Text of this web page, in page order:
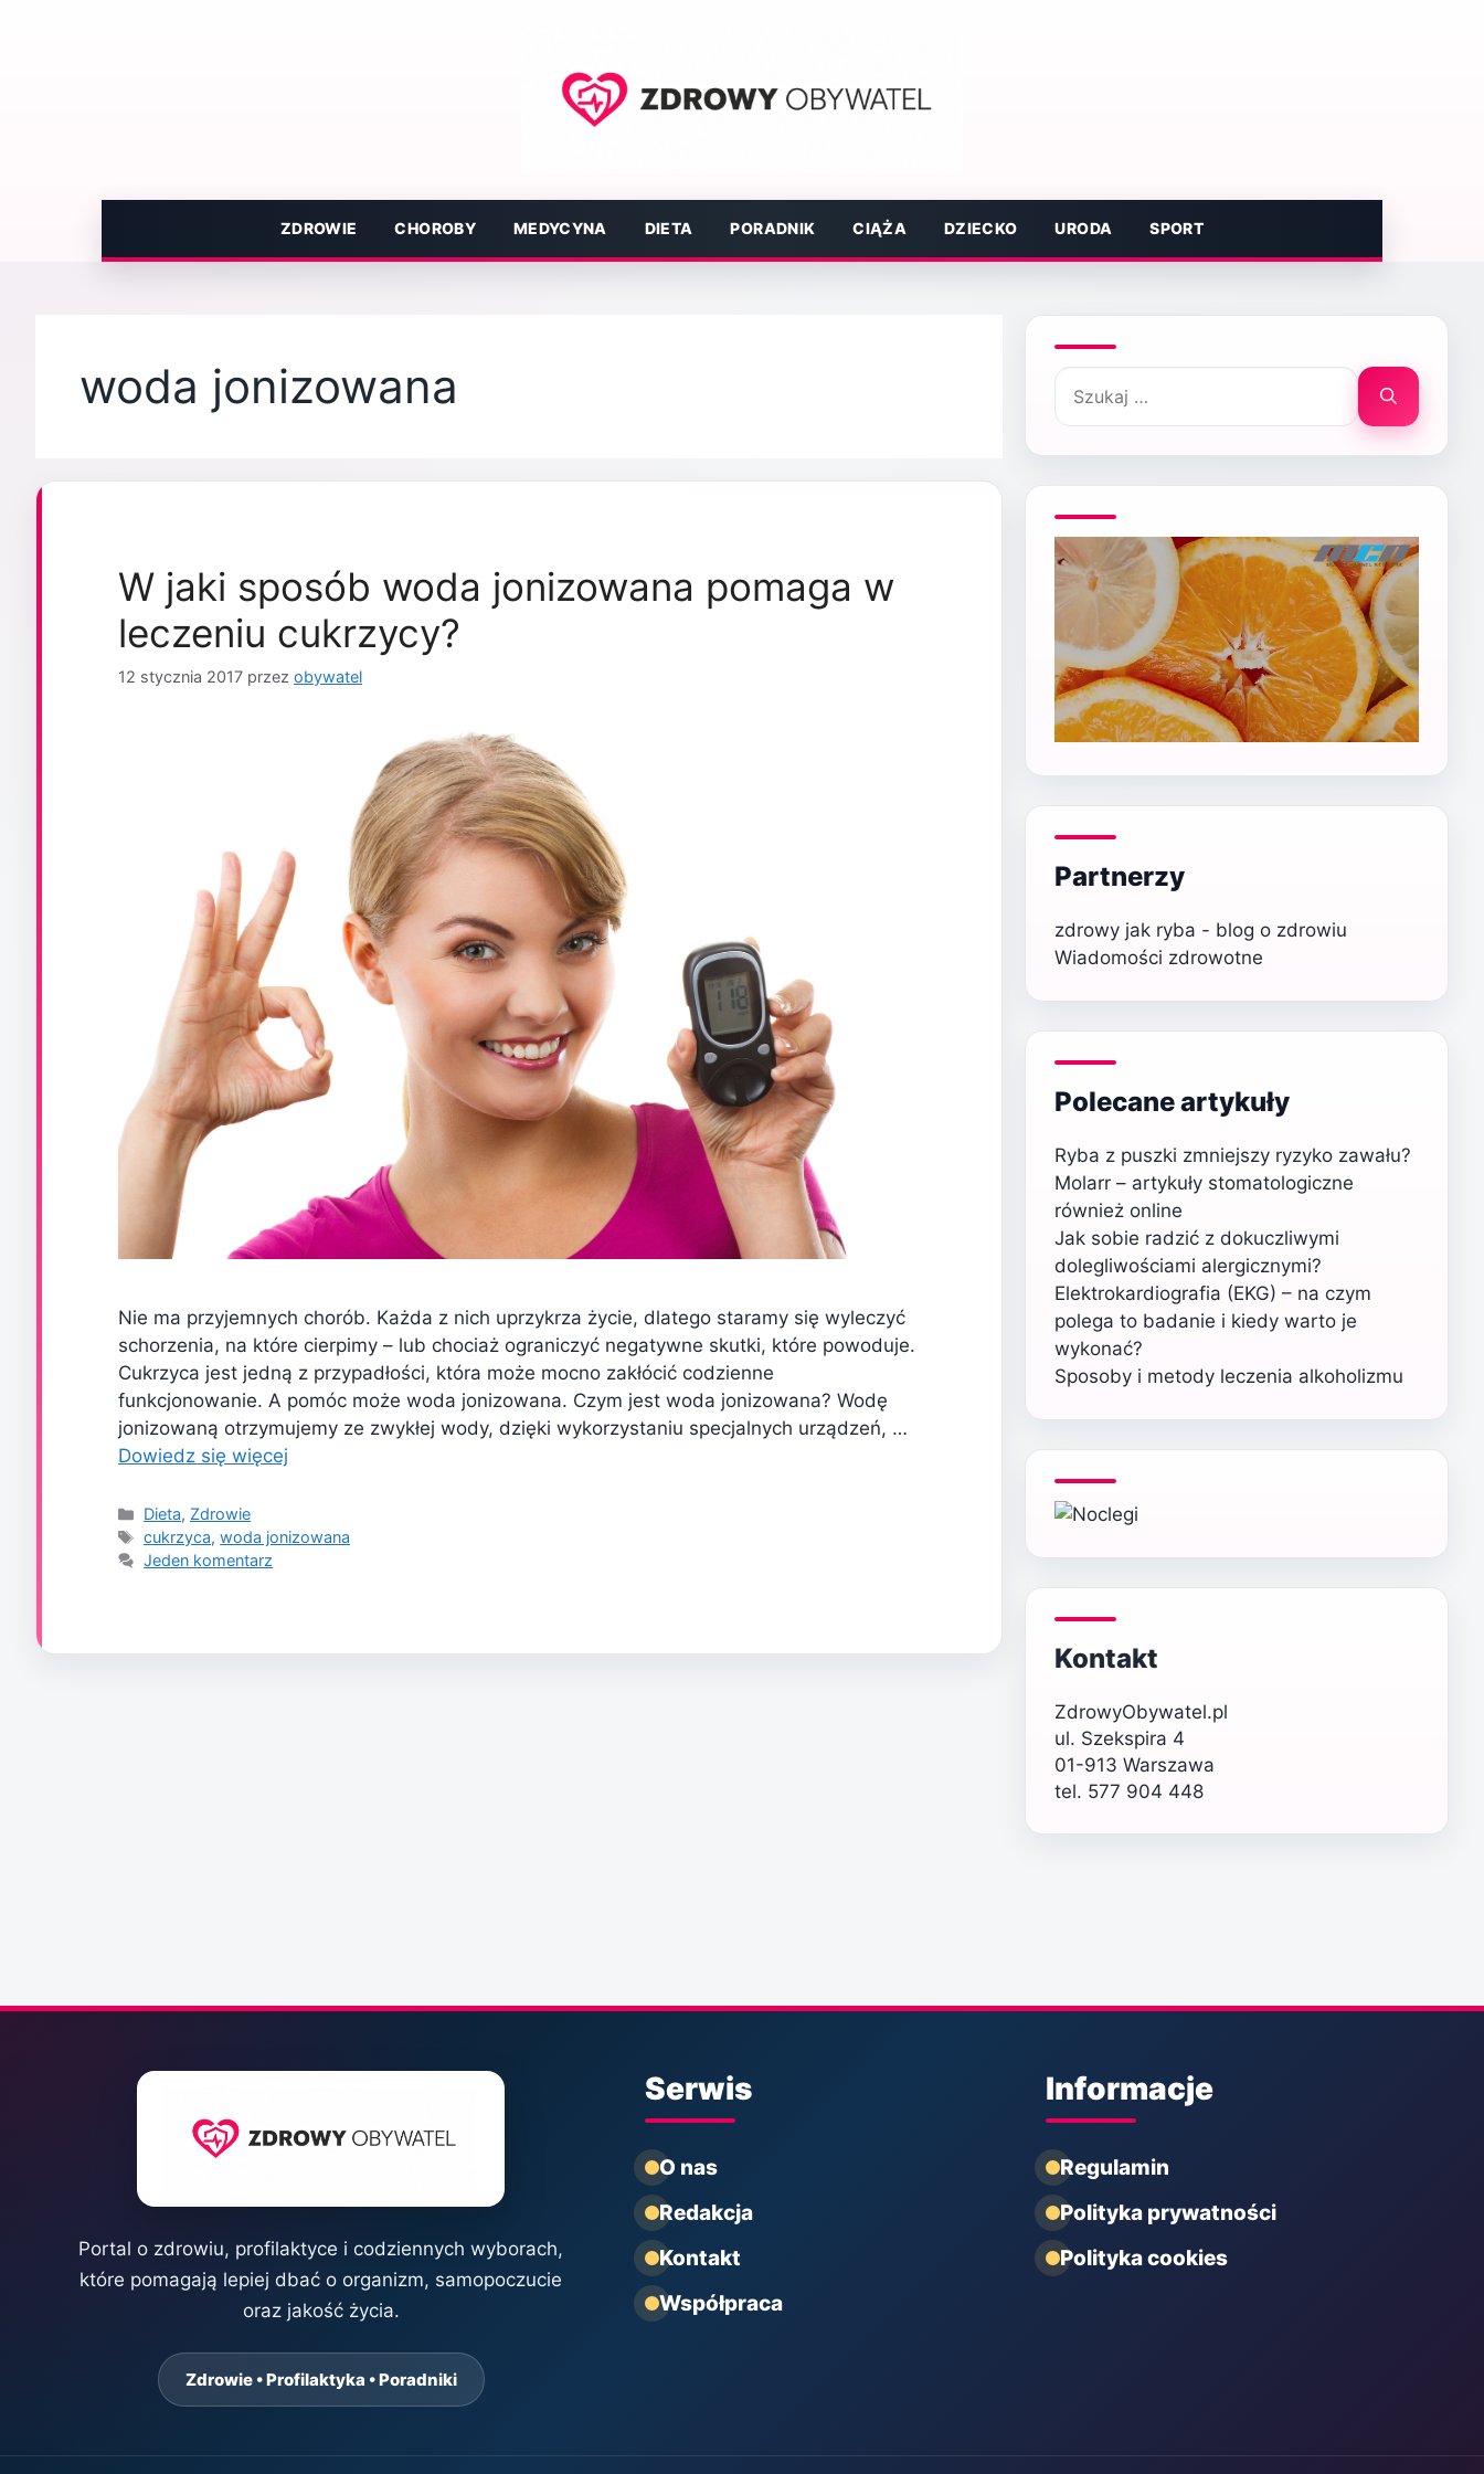
ZDROWIE CHOROBY MEDYCYNA DIETA PORADNIK CIĄŻA DZIECKO URODA SPORT
woda jonizowana
W jaki sposób woda jonizowana pomaga w
leczeniu cukrzycy?
12 stycznia 2017 przez obywatel
Nie ma przyjemnych chorób. Każda z nich uprzykrza życie, dlatego staramy się wyleczyć
schorzenia, na które cierpimy – lub chociaż ograniczyć negatywne skutki, które powoduje.
Cukrzyca jest jedną z przypadłości, która może mocno zakłócić codzienne
funkcjonowanie. A pomóc może woda jonizowana. Czym jest woda jonizowana? Wodę
jonizowaną otrzymujemy ze zwykłej wody, dzięki wykorzystaniu specjalnych urządzeń, …
Dowiedz się więcej
Kategorie
Dieta, Zdrowie
Tagi
cukrzyca,woda jonizowana
Jeden komentarz
Szukaj:
Partnerzy
zdrowy jak ryba - blog o zdrowiu
Wiadomości zdrowotne
Polecane artykuły
Ryba z puszki zmniejszy ryzyko zawału?
Molarr – artykuły stomatologiczne
również online
Jak sobie radzić z dokuczliwymi
dolegliwościami alergicznymi?
Elektrokardiografia (EKG) – na czym
polega to badanie i kiedy warto je
wykonać?
Sposoby i metody leczenia alkoholizmu
Kontakt
ZdrowyObywatel.pl
ul. Szekspira 4
01-913 Warszawa
tel. 577 904 448
Portal o zdrowiu, profilaktyce i codziennych wyborach,
które pomagają lepiej dbać o organizm, samopoczucie
oraz jakość życia.
Zdrowie • Profilaktyka • Poradniki
Serwis
O nas
Redakcja
Kontakt
Współpraca
Informacje
Regulamin
Polityka prywatności
Polityka cookies